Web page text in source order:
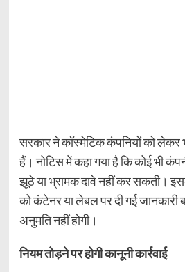
सरकार ने कॉस्मेटिक कंपनियों को लेकर
हैं। नोटिस में कहा गया है कि कोई भी
झूठे या भ्रामक दावे नहीं कर सकती।
को कंटेनर या लेबल पर दी गई जानकारी
अनुमति नहीं होगी।
नियम तोड़ने पर होगी कानूनी कार्रवाई